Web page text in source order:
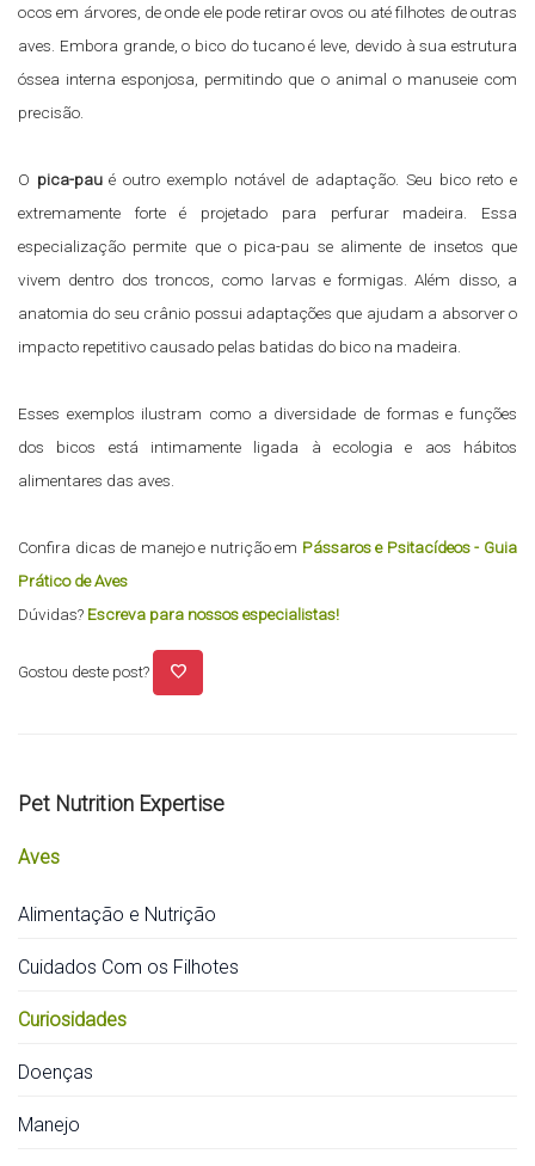
ocos em árvores, de onde ele pode retirar ovos ou até filhotes de outras
aves. Embora grande, o bico do tucano é leve, devido à sua estrutura
óssea interna esponjosa, permitindo que o animal o manuseie com
precisão.
O pica-paué outro exemplo notável de adaptação. Seu bico reto e
extremamente forte é projetado para perfurar madeira. Essa
especialização permite que o pica-pau se alimente de insetos que
vivem dentro dos troncos, como larvas e formigas. Além disso, a
anatomia do seu crânio possui adaptações que ajudam a absorver o
impacto repetitivo causado pelas batidas do bico na madeira.
Esses exemplos ilustram como a diversidade de formas e funções
dos bicos está intimamente ligada à ecologia e aos hábitos
alimentares das aves.
Confira dicas de manejo e nutrição em Pássaros e Psitacídeos - Guia
Prático de Aves
Dúvidas? Escreva para nossos especialistas!
Gostou deste post? favorite
Pet Nutrition Expertise
Aves
Alimentação e Nutrição
Cuidados Com os Filhotes
Curiosidades
Doenças
Manejo